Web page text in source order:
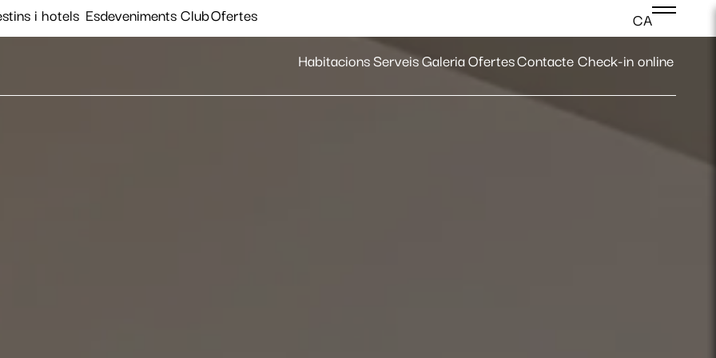
i hotels EsdevenimentsClubOfertes
CA
HabitacionsServeisGaleriaOfertesContacteCheck-in online